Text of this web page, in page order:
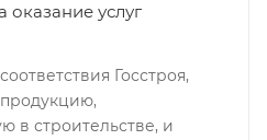
оказание услуг
Госстроя,
в строительстве, и